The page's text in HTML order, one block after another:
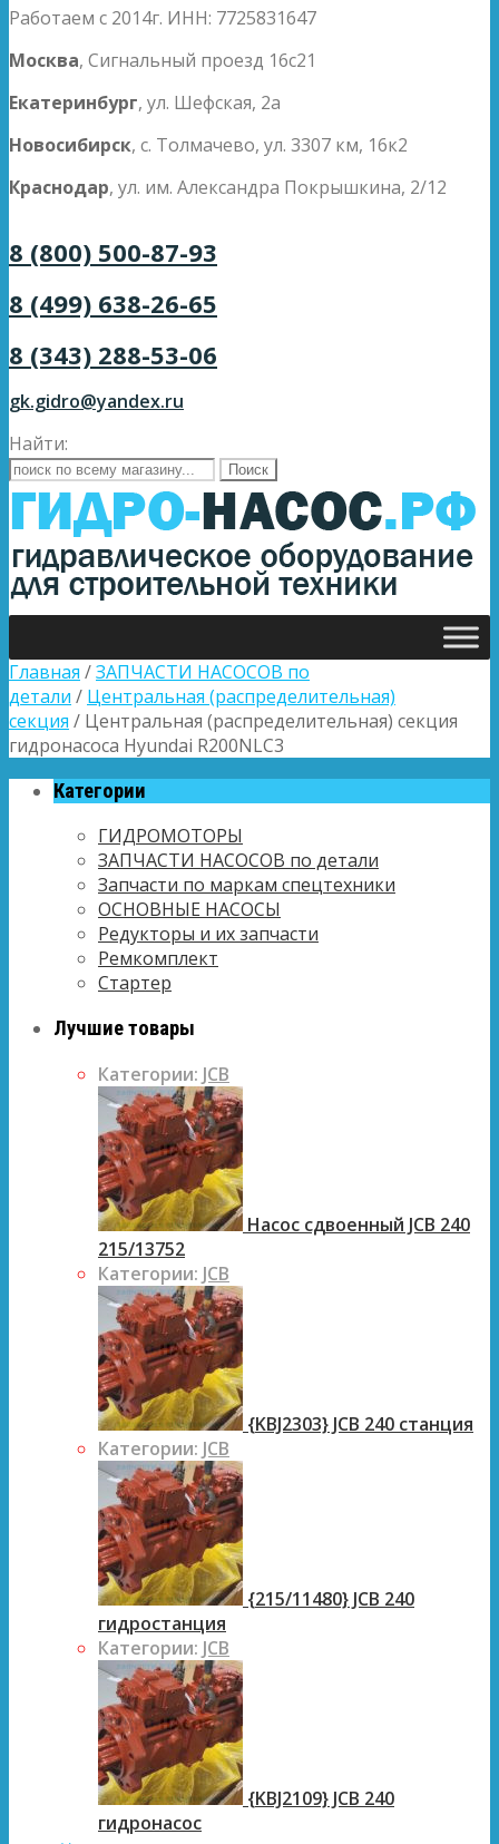
Работаем с 2014г. ИНН: 7725831647
Москва, Сигнальный проезд 16с21
Екатеринбург, ул. Шефская, 2а
Новосибирск, с. Толмачево, ул. 3307 км, 16к2
Краснодар, ул. им. Александра Покрышкина, 2/12
8 (800) 500-87-93
8 (499) 638-26-65
8 (343) 288-53-06
gk.gidro@yandex.ru
Найти:
Главная /ЗАПЧАСТИ НАСОСОВ по
детали / Центральная (распределительная)
секция / Центральная (распределительная) секция
гидронасоса Hyundai R200NLC3
Категории
ГИДРОМОТОРЫ
ЗАПЧАСТИ НАСОСОВ по детали
Запчасти по маркам спецтехники
ОСНОВНЫЕ НАСОСЫ
Редукторы и их запчасти
Ремкомплект
Стартер
Лучшие товары
Категории: JCB
Насос сдвоенный JCB 240
215/13752
Категории: JCB
{KBJ2303} JCB 240 станция
Категории: JCB
{215/11480} JCB 240
гидростанция
Категории: JCB
{KBJ2109} JCB 240
гидронасос